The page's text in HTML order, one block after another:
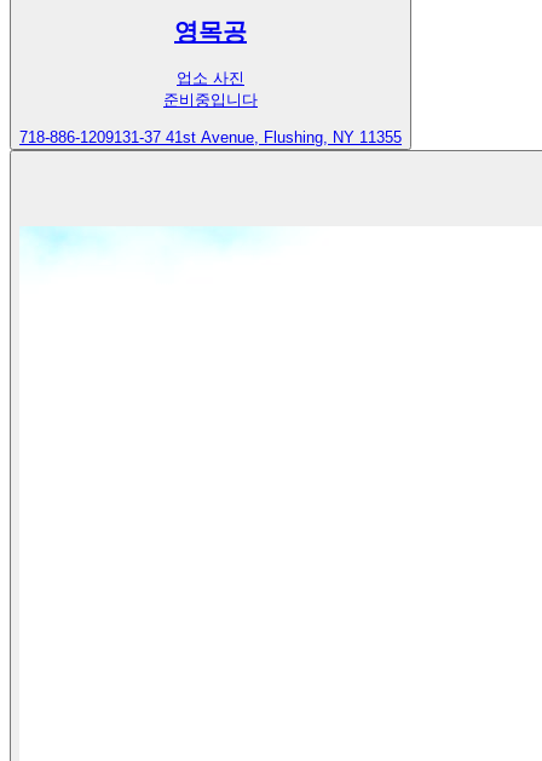
영목공
업소 사진
준비중입니다
718-886-1209131-37 41st Avenue, Flushing, NY 11355